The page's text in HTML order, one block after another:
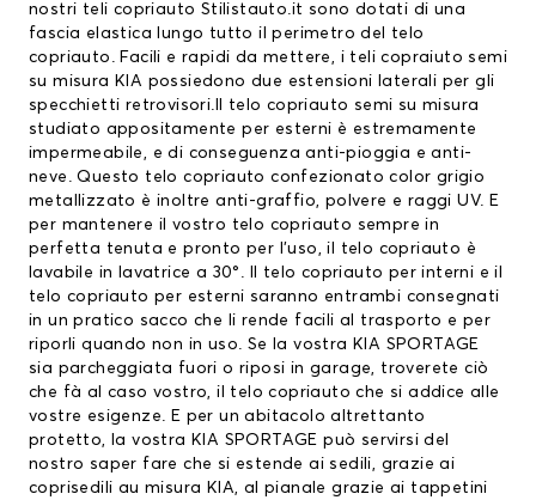
nostri teli copriauto Stilistauto.it sono dotati di una
fascia elastica lungo tutto il perimetro del telo
copriauto. Facili e rapidi da mettere, i teli copraiuto semi
su misura KIA possiedono due estensioni laterali per gli
specchietti retrovisori.Il telo copriauto semi su misura
studiato appositamente per esterni è estremamente
impermeabile, e di conseguenza anti-pioggia e anti-
neve. Questo telo copriauto confezionato color grigio
metallizzato è inoltre anti-graffio, polvere e raggi UV. E
per mantenere il vostro telo copriauto sempre in
perfetta tenuta e pronto per l’uso, il telo copriauto è
lavabile in lavatrice a 30°. Il telo copriauto per interni e il
telo copriauto per esterni saranno entrambi consegnati
in un pratico sacco che li rende facili al trasporto e per
riporli quando non in uso. Se la vostra KIA SPORTAGE
sia parcheggiata fuori o riposi in garage, troverete ciò
che fà al caso vostro, il telo copriauto che si addice alle
vostre esigenze. E per un abitacolo altrettanto
protetto, la vostra KIA SPORTAGE può servirsi del
nostro saper fare che si estende ai sedili, grazie ai
coprisedili au misura KIA, al pianale grazie ai tappetini